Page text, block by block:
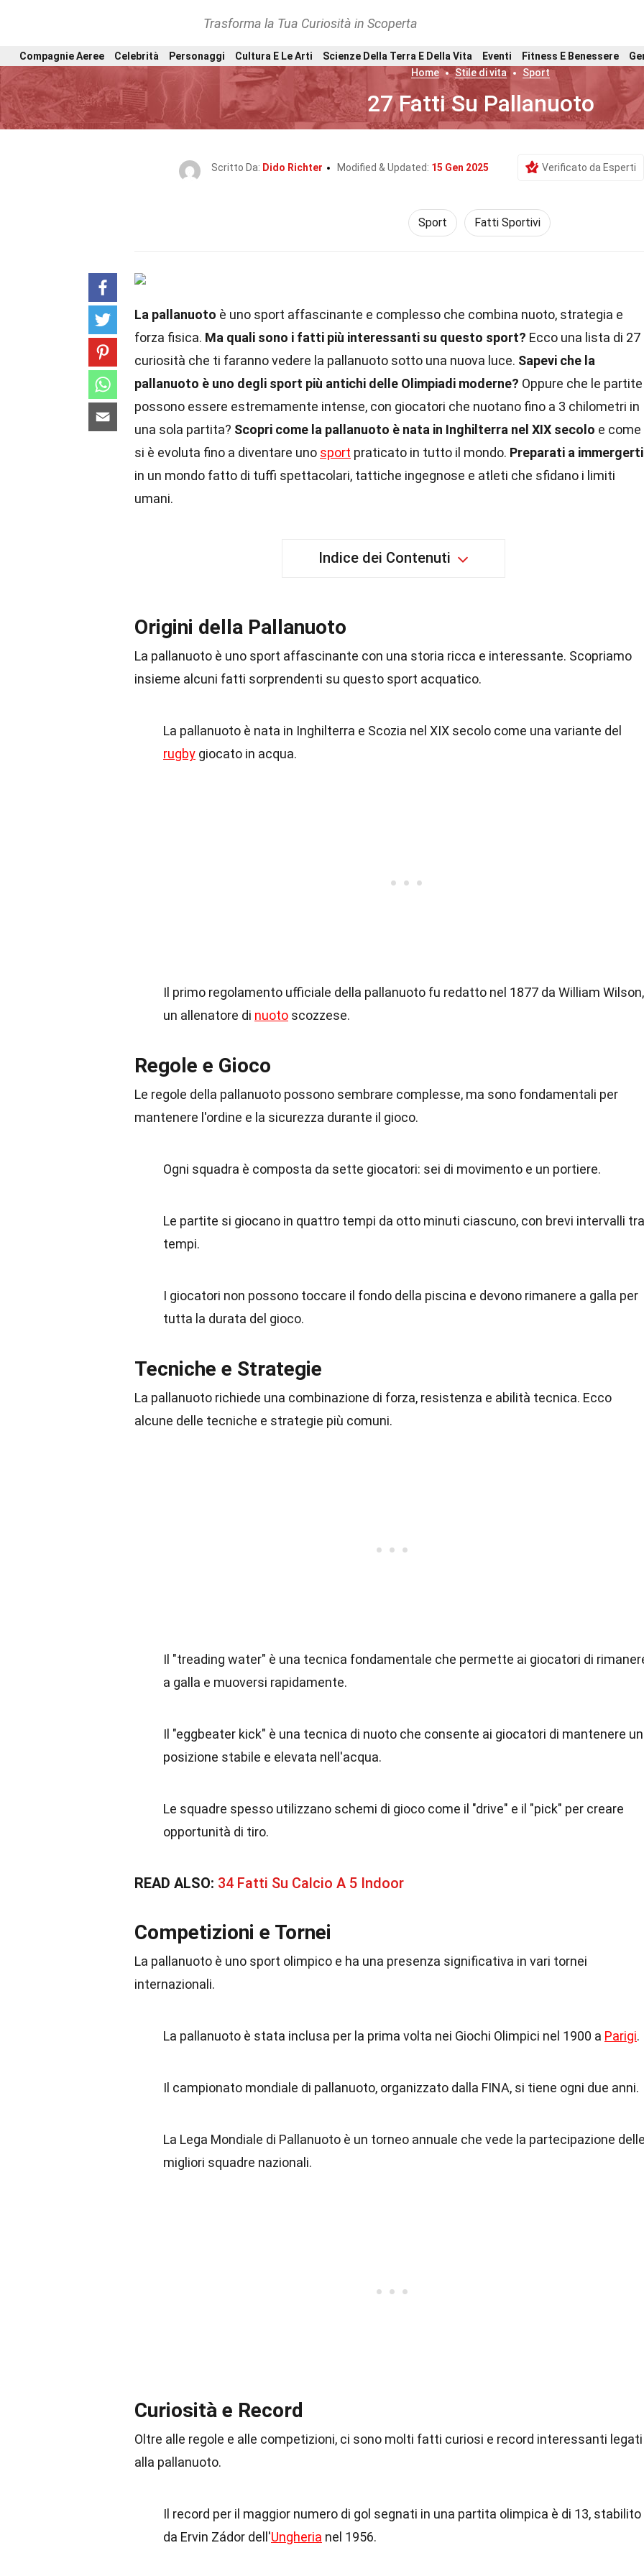
Trasforma la Tua Curiosità in Scoperta
Compagnie Aeree Celebrità Personaggi Cultura E Le Arti Scienze Della Terra E Della Vita Eventi Fitness E Benessere
Home
Stile di vita Sport
27 Fatti Su Pallanuoto
Scritto Da: Dido Richter Modified & Updated: 15 Gen 2025 Verificato da Esperti
Sport Fatti Sportivi
La pallanuoto è uno sport affascinante e complesso che combina nuoto, strategia e
forza fisica. Ma quali sono i fatti più interessanti su questo sport? Ecco una lista di 27
curiosità che ti faranno vedere la pallanuoto sotto una nuova luce. Sapevi che la
pallanuoto è uno degli sport più antichi delle Olimpiadi moderne? Oppure che le partite
possono essere estremamente intense, con giocatori che nuotano fino a 3 chilometri in
una sola partita? Scopri come la pallanuoto è nata in Inghilterra nel XIX secolo e come
si è evoluta fino a diventare uno sport praticato in tutto il mondo. Preparati a immergerti
in un mondo fatto di tuffi spettacolari, tattiche ingegnose e atleti che sfidano i limiti
umani.
Indice dei Contenuti
Origini della Pallanuoto
La pallanuoto è uno sport affascinante con una storia ricca e interessante. Scopriamo
insieme alcuni fatti sorprendenti su questo sport acquatico.
La pallanuoto è nata in Inghilterra e Scozia nel XIX secolo come una variante del
rugby giocato in acqua.
Il primo regolamento ufficiale della pallanuoto fu redatto nel 1877 da William Wilson,
un allenatore di nuoto scozzese.
Regole e Gioco
Le regole della pallanuoto possono sembrare complesse, ma sono fondamentali per
mantenere l'ordine e la sicurezza durante il gioco.
Ogni squadra è composta da sette giocatori: sei di movimento e un portiere.
Le partite si giocano in quattro tempi da otto minuti ciascuno, con brevi intervalli
tempi.
I giocatori non possono toccare il fondo della piscina e devono rimanere a galla per
tutta la durata del gioco.
Tecniche e Strategie
La pallanuoto richiede una combinazione di forza, resistenza e abilità tecnica. Ecco
alcune delle tecniche e strategie più comuni.
Il "treading water" è una tecnica fondamentale che permette ai giocatori di
a galla e muoversi rapidamente.
Il "eggbeater kick" è una tecnica di nuoto che consente ai giocatori di mantenere
posizione stabile e elevata nell'acqua.
Le squadre spesso utilizzano schemi di gioco come il "drive" e il "pick" per creare
opportunità di tiro.
READ ALSO: 34 Fatti Su Calcio A 5 Indoor
Competizioni e Tornei
La pallanuoto è uno sport olimpico e ha una presenza significativa in vari tornei
internazionali.
La pallanuoto è stata inclusa per la prima volta nei Giochi Olimpici nel 1900 a Parigi.
Il campionato mondiale di pallanuoto, organizzato dalla FINA, si tiene ogni due anni.
La Lega Mondiale di Pallanuoto è un torneo annuale che vede la partecipazione
migliori squadre nazionali.
Curiosità e Record
Oltre alle regole e alle competizioni, ci sono molti fatti curiosi e record interessanti legati
alla pallanuoto.
Il record per il maggior numero di gol segnati in una partita olimpica è di 13, stabilito
da Ervin Zádor dell'Ungheria nel 1956.